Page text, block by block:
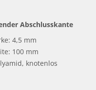
Abschlusskante
4,5 mm
100 mm
knotenlos